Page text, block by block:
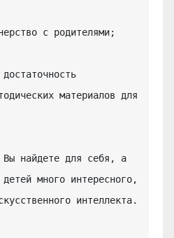
с родителями;
материалов для
Вы найдете для себя, а
много интересного,
интеллекта.